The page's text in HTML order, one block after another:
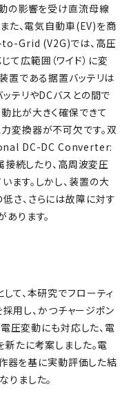
の影響を受け直流母線
た、電気自動車(EV)を商
to-Grid (V2G)では、高圧
広範囲（ワイド）に変
置である据置バッテリは
テリやDCバスとの間で
比が大きく確保できて
変換器が不可欠です。双
DC-DC Converter:
接続したり、高周波変圧
ます。しかし、装置の大
さ、さらには故障に対す
ります。
て、本研究でフローティ
用し、かつチャージポン
圧変動にも対応した、電
たに考案しました。電
を基に実動評価した結
ました。